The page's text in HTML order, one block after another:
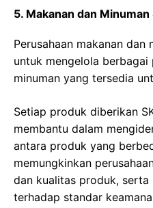
5. Makanan dan
Perusahaan makanan dan
untuk mengelola
minuman yang tersedia
Setiap produk diberikan
membantu dalam
antara produk yang
memungkinkan
dan kualitas produk, serta
terhadap standar